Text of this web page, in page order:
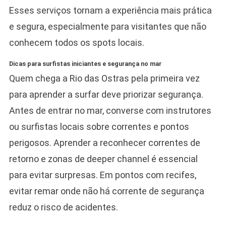
Esses serviços tornam a experiência mais prática
e segura, especialmente para visitantes que não
conhecem todos os spots locais.
Dicas para surfistas iniciantes e segurança no mar
Quem chega a Rio das Ostras pela primeira vez
para aprender a surfar deve priorizar segurança.
Antes de entrar no mar, converse com instrutores
ou surfistas locais sobre correntes e pontos
perigosos. Aprender a reconhecer correntes de
retorno e zonas de deeper channel é essencial
para evitar surpresas. Em pontos com recifes,
evitar remar onde não há corrente de segurança
reduz o risco de acidentes.